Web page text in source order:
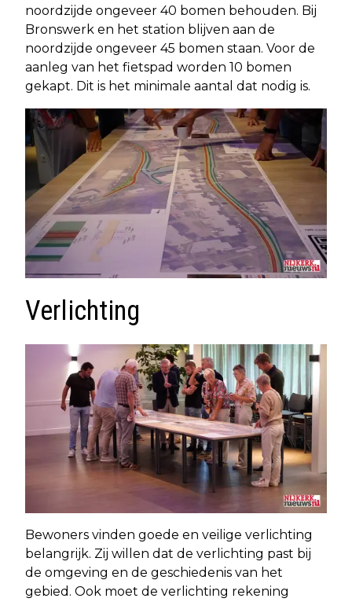
noordzijde ongeveer 40 bomen behouden. Bij
Bronswerk en het station blijven aan de
noordzijde ongeveer 45 bomen staan. Voor de
aanleg van het fietspad worden 10 bomen
gekapt. Dit is het minimale aantal dat nodig is.
Verlichting
Bewoners vinden goede en veilige verlichting
belangrijk. Zij willen dat de verlichting past bij
de omgeving en de geschiedenis van het
gebied. Ook moet de verlichting rekening